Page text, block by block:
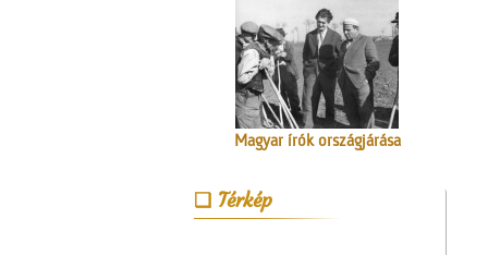
Magyar írók országjárása
Térkép